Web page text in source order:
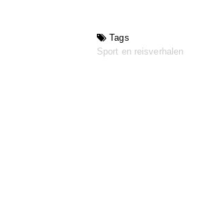
Tags
Sport en reisverhalen